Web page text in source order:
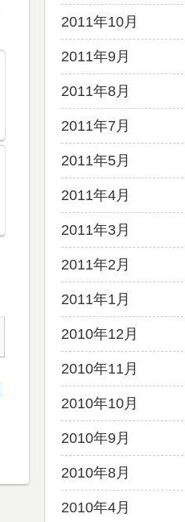
2011年10月
2011年9月
2011年8月
2011年7月
2011年5月
2011年4月
2011年3月
2011年2月
2011年1月
2010年12月
2010年11月
2010年10月
2010年9月
2010年8月
2010年4月